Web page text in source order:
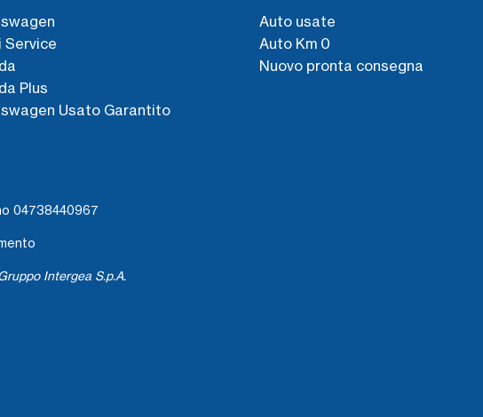
Service
Plus
Usato Garantito
Auto usate
Auto Km 0
Nuovo pronta consegna
04738440967
Intergea S.p.A.